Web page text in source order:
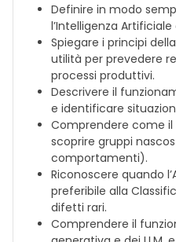
Definire in modo
l’Intelligenza
Spiegare i principi
utilità per prevedere
processi produttivi.
Descrivere il
e identificare
Comprendere come
scoprire gruppi
comportamenti).
Riconoscere quando
preferibile alla
difetti rari.
Comprendere il